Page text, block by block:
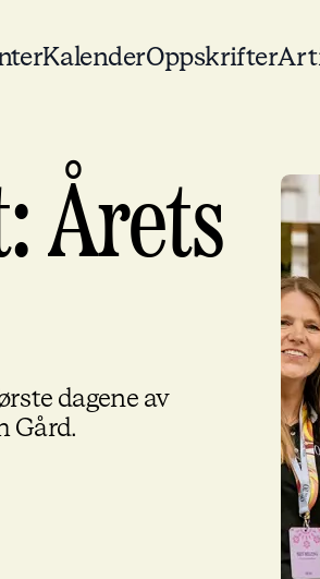
KalenderOppskrifter
Årets
dagene av
Gård.